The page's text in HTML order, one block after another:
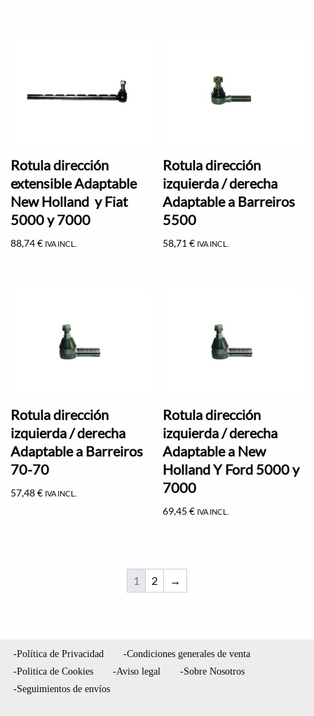
Rotula dirección
extensible Adaptable
New Holland y Fiat
5000 y 7000
88,74€ IVA INCL.
Rotula dirección
izquierda / derecha
Adaptable a Barreiros
5500
58,71€ IVA INCL.
Rotula dirección
izquierda / derecha
Adaptable a Barreiros
70-70
57,48€ IVA INCL.
Rotula dirección
izquierda / derecha
Adaptable a New
Holland Y Ford 5000 y
7000
69,45€ IVA INCL.
1 2 →
-Política de Privacidad
-Condiciones generales de venta
-Politica de Cookies
-Aviso legal
-Sobre Nosotros
-Seguimientos de envíos